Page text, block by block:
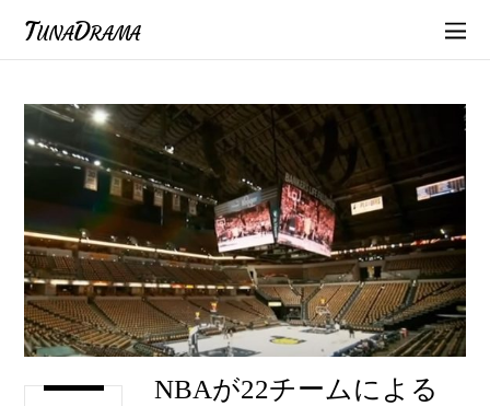
TunaDrama
NBAが22チームによる